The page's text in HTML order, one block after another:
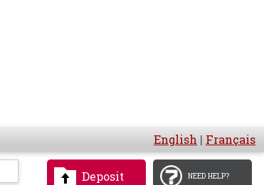
English | Français
Deposit NEED HELP?